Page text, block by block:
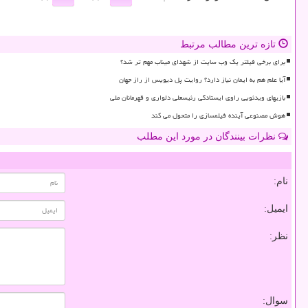
تازه ترین مطالب مرتبط
برای برخی فیلتر یک وب سایت از شهدای میناب مهم تر شد؟
آیا علم هم به ایمان نیاز دارد؟ روایت پل دیویس از راز جهان
بازیهای ویدئویی راوی ایستادگی رئیسعلی دلواری و قهرمانان ملی
هوش مصنوعی آینده فیلمسازی را متحول می کند
نظرات بینندگان در مورد این مطلب
نام:
ایمیل:
نظر:
سوال: